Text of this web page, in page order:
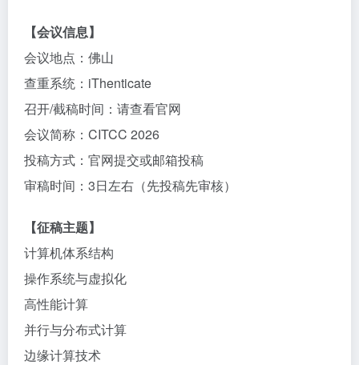
【会议信息】
会议地点：佛山
查重系统：iThenticate
召开/截稿时间：请查看官网
会议简称：CITCC 2026
投稿方式：官网提交或邮箱投稿
审稿时间：3日左右（先投稿先审核）
【征稿主题】
计算机体系结构
操作系统与虚拟化
高性能计算
并行与分布式计算
边缘计算技术